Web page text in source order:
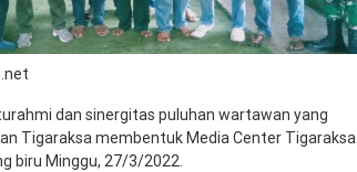
dan sinergitas puluhan wartawan yang
Tigaraksa membentuk Media Center Tigaraksa
biru Minggu, 27/3/2022.